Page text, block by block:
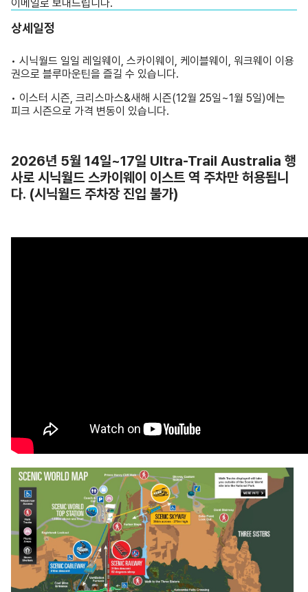
이메일로 보내드립니다.
상세일정
• 시닉월드 일일 레일웨이, 스카이웨이, 케이블웨이, 워크웨이 이용
권으로 블루마운틴을 즐길 수 있습니다.
• 이스터 시즌, 크리스마스&새해 시즌(12월 25일~1월 5일)에는
피크 시즌으로 가격 변동이 있습니다.
2026년 5월 14일~17일 Ultra-Trail Australia 행
사로 시닉월드 스카이웨이 이스트 역 주차만 허용됩니
다. (시닉월드 주차장 진입 불가)